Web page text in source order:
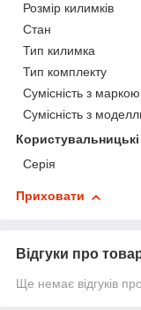
Розмір килимків
Стан
Тип килимка
Тип комплекту
Сумісність з маркою
Сумісність з
Серія
Приховати
Відгуки про
Ще немає відгуків